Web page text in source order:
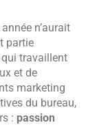
n’aurait
partie
qui travaillent
et de
marketing
du bureau,
: passion